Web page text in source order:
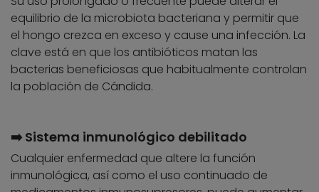
equilibrio de la microbiota bacteriana y permitir que
el hongo crezca en exceso y cause una infección. La
clave está en que los antibióticos matan las
bacterias beneficiosas que habitualmente controlan
la población de Cándida.
➡️ Sistema inmunológico debilitado
Cualquier enfermedad que altere la función
inmunológica, así como el uso continuado de